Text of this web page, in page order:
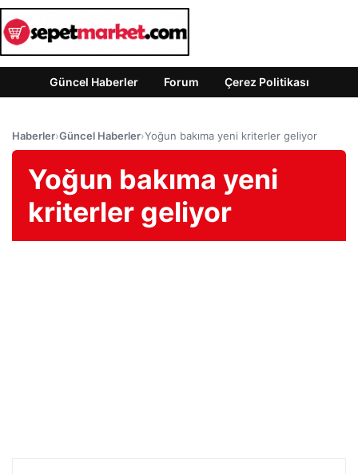
Güncel Haberler Forum Çerez Politikası
Haberler›Güncel Haberler›Yoğun bakıma yeni kriterler geliyor
Yoğun bakıma yeni
kriterler geliyor